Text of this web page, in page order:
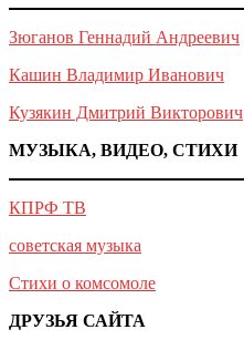
Зюганов Геннадий Андреевич
Кашин Владимир Иванович
Кузякин Дмитрий Викторович
МУЗЫКА, ВИДЕО, СТИХИ
КПРФ ТВ
советская музыка
Стихи о комсомоле
ДРУЗЬЯ САЙТА